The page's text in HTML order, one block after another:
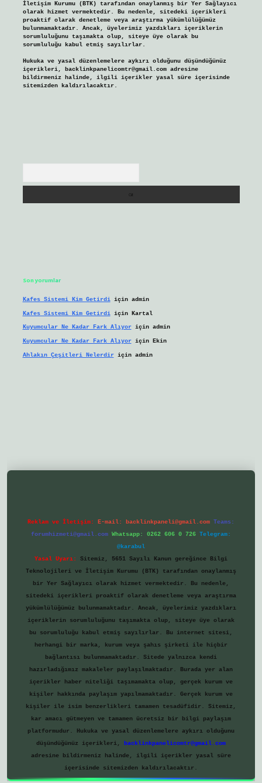
İletişim Kurumu (BTK) tarafından onaylanmış bir Yer Sağlayıcı
olarak hizmet vermektedir. Bu nedenle, sitedeki içerikleri
proaktif olarak denetleme veya araştırma yükümlülüğümüz
bulunmamaktadır. Ancak, üyelerimiz yazdıkları içeriklerin
sorumluluğunu taşımakta olup, siteye üye olarak bu
sorumluluğu kabul etmiş sayılırlar.
Hukuka ve yasal düzenlemelere aykırı olduğunu düşündüğünüz
içerikleri, backlinkpanelicomtr@gmail.comadresine
bildirmeniz halinde, ilgili içerikler yasal süre içerisinde
sitemizden kaldırılacaktır.
Son yorumlar
Kafes Sistemi Kim Getirdiiçin admin
Kafes Sistemi Kim Getirdiiçin Kartal
Kuyumcular Ne Kadar Fark Alıyoriçin admin
Kuyumcular Ne Kadar Fark Alıyoriçin Ekin
Ahlakın Çeşitleri Nelerdiriçin admin
Reklam ve İletişim: E-mail: backlinkpaneli@gmail.com Teams:
forumhizmeti@gmail.com Whatsapp: 0262 606 0 726 Telegram:
@karabul
Yasal Uyarı:
Sitemiz, 5651 Sayılı Kanun gereğince Bilgi
Teknolojileri ve İletişim Kurumu (BTK) tarafından onaylanmış
bir Yer Sağlayıcı olarak hizmet vermektedir. Bu nedenle,
sitedeki içerikleri proaktif olarak denetleme veya araştırma
yükümlülüğümüz bulunmamaktadır. Ancak, üyelerimiz yazdıkları
içeriklerin sorumluluğunu taşımakta olup, siteye üye olarak
bu sorumluluğu kabul etmiş sayılırlar. Bu internet sitesi,
herhangi bir marka, kurum veya şahıs şirketi ile hiçbir
bağlantısı bulunmamaktadır. Sitede yalnızca kendi
hazırladığımız makaleler paylaşılmaktadır. Burada yer alan
içerikler haber niteliği taşımamakta olup, gerçek kurum ve
kişiler hakkında paylaşım yapılmamaktadır. Gerçek kurum ve
kişiler ile isim benzerlikleri tamamen tesadüfidir. Sitemiz,
kar amacı gütmeyen ve tamamen ücretsiz bir bilgi paylaşım
platformudur. Hukuka ve yasal düzenlemelere aykırı olduğunu
düşündüğünüz içerikleri,
backlinkpanelicomtr@gmail.com
adresine bildirmeniz halinde, ilgili içerikler yasal süre
içerisinde sitemizden kaldırılacaktır.